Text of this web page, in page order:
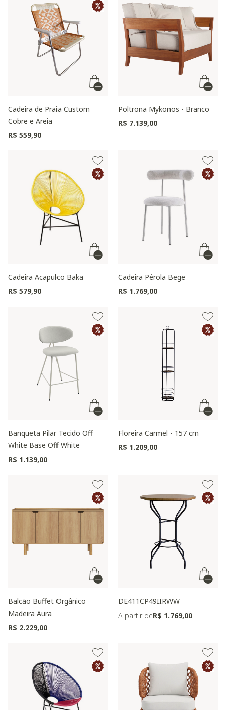
Cadeira de Praia Custom
Cobre e Areia
R$ 559,90
Poltrona Mykonos - Branco
R$ 7.139,00
Cadeira Acapulco Baka
R$ 579,90
Cadeira Pérola Bege
R$ 1.769,00
Banqueta Pilar Tecido Off
White Base Off White
R$ 1.139,00
Floreira Carmel - 157 cm
R$ 1.209,00
Balcão Buffet Orgânico
Madeira Aura
R$ 2.229,00
DE411CP49IIRWW
A partir deR$ 1.769,00